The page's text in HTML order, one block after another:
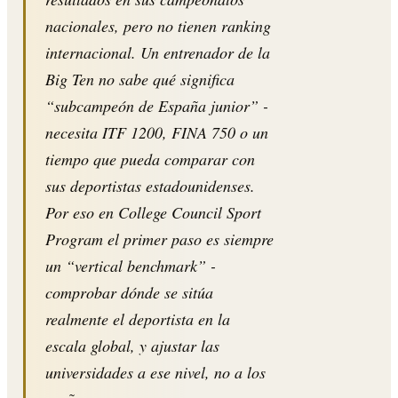
nacionales, pero no tienen ranking
internacional. Un entrenador de la
Big Ten no sabe qué significa
“subcampeón de España junior” -
necesita ITF 1200, FINA 750 o un
tiempo que pueda comparar con
sus deportistas estadounidenses.
Por eso en College Council Sport
Program el primer paso es siempre
un “vertical benchmark” -
comprobar dónde se sitúa
realmente el deportista en la
escala global, y ajustar las
universidades a ese nivel, no a los